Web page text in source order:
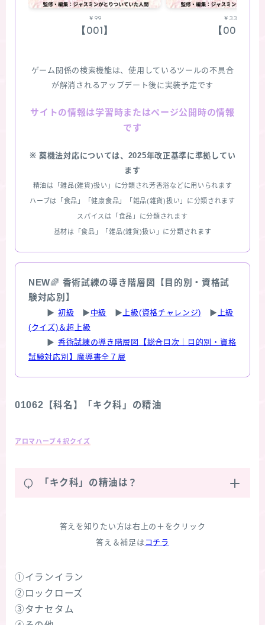
￥99
【001】
￥330
【002】
ゲーム関係の検索機能は、使用しているツールの不具合
が解消されるアップデート後に実装予定です
サイトの情報は学習時またはページ公開時の情報
です
※ 薬機法対応については、2025年改正基準に準拠してい
ます
精油は「雑品(雑貨)扱い」に分類され芳香浴などに用いられます
ハーブは「食品」「健康食品」「雑品(雑貨)扱い」に分類されます
スパイスは「食品」に分類されます
基材は「食品」「雑品(雑貨)扱い」に分類されます
NEW🌈 香術試練の導き階層図【目的別・資格試
験対応別】
▶ 初級 ▶ 中級 ▶ 上級(資格チャレンジ) ▶ 上級
(クイズ)＆超上級
▶ 香術試練の導き階層図【総合目次｜目的別・資格
試験対応別】魔導書全７層
01062【科名】「キク科」の精油
アロマハーブ４択クイズ
Q 「キク科」の精油は？
答えを知りたい方は右上の＋をクリック
答え＆補足は コチラ
①イランイラン
②ロックローズ
③タナセタム